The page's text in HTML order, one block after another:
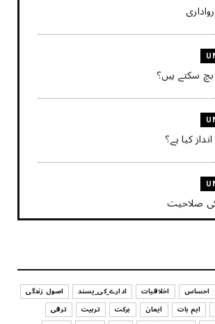
سکتے ہیں؟
کیا ہے؟
کی صلاحیت
کو مؤثر طریقے سے منظم کر رہے ہیں
احساس اخلاقیات ادارے_کی_پسند
اصول زندگی
اہم بات ایمان برکت تربیت
ترقی